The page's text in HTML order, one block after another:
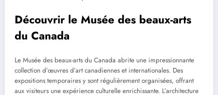
Découvrir le Musée des beaux-arts
du Canada
Le Musée des beaux-arts du Canada abrite une impressionnante
collection d’œuvres d’art canadiennes et internationales. Des
expositions temporaires y sont régulièrement organisées, offrant
aux visiteurs une expérience culturelle enrichissante. L’architecture